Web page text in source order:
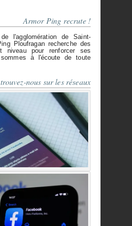
Armor Ping recrute !
l'agglomération de Saint-
Ploufragan recherche des
niveau pour renforcer ses
à l'écoute de toute
nous sur les réseaux